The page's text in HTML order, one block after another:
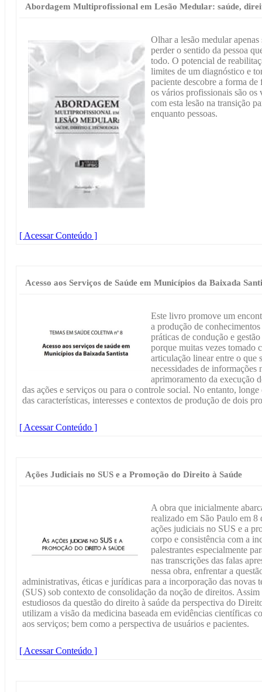
Abordagem Multiprofissional em Lesão Medular: saúde,
Olhar a lesão medular
perder o sentido da pessoa
todo. O potencial de
limites de um diagnóstico e
paciente descobre a forma
os vários profissionais são os
com esta lesão na transição
enquanto pessoas.
[ Acessar Conteúdo ]
Acesso aos Serviços de Saúde em Municípios da Baixada
Este livro promove um
a produção de
práticas de condução e
porque muitas vezes tomado
articulação linear entre o que
necessidades de informações
aprimoramento da execução
das ações e serviços ou para o controle social. No entanto,
das características, interesses e contextos de produção de dois
[ Acessar Conteúdo ]
Ações Judiciais no SUS e a Promoção do Direito à Saúde
A obra que inicialmente
realizado em São Paulo em
ações judiciais no SUS e a
corpo e consistência com a
palestrantes especialmente
nas transcrições das falas
nessa obra, enfrentar a
administrativas, éticas e jurídicas para a incorporação das novas
(SUS) sob contexto de consolidação da noção de direitos.
estudiosos da questão do direito à saúde da perspectiva do
utilizam a visão da medicina baseada em evidências científicas
aos serviços; bem como a perspectiva de usuários e pacientes.
[ Acessar Conteúdo ]